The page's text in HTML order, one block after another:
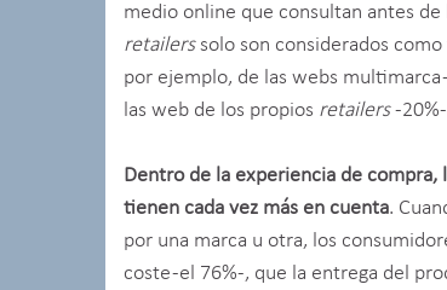
medio online que consultan antes de
retailerssolo son considerados
por ejemplo, de las webs multimarca
las web de los propios retailers-
Dentro de la experiencia de compra,
tienen cada vez más en cuenta.
por una marca u otra, los
coste -el 76%-, que la entrega del